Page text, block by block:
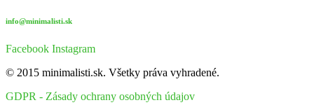
info@minimalisti.sk
Facebook Instagram
© 2015 minimalisti.sk. Všetky práva vyhradené.
GDPR - Zásady ochrany osobných údajov